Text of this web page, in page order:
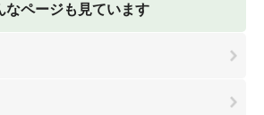
なページも見ています